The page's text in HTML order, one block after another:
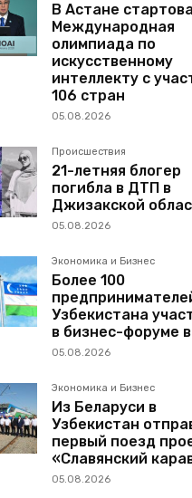
В Астане
Международная
олимпиада по
искусственному
интеллекту с
106 стран
05.08.2026
Происшествия
21-летняя блогер
погибла в ДТП в
Джизакской
05.08.2026
Экономика и Бизнес
Более 100
Узбекистана
в бизнес-форуме
05.08.2026
Экономика и Бизнес
Из Беларуси в
Узбекистан
первый поезд
«Славянский
05.08.2026